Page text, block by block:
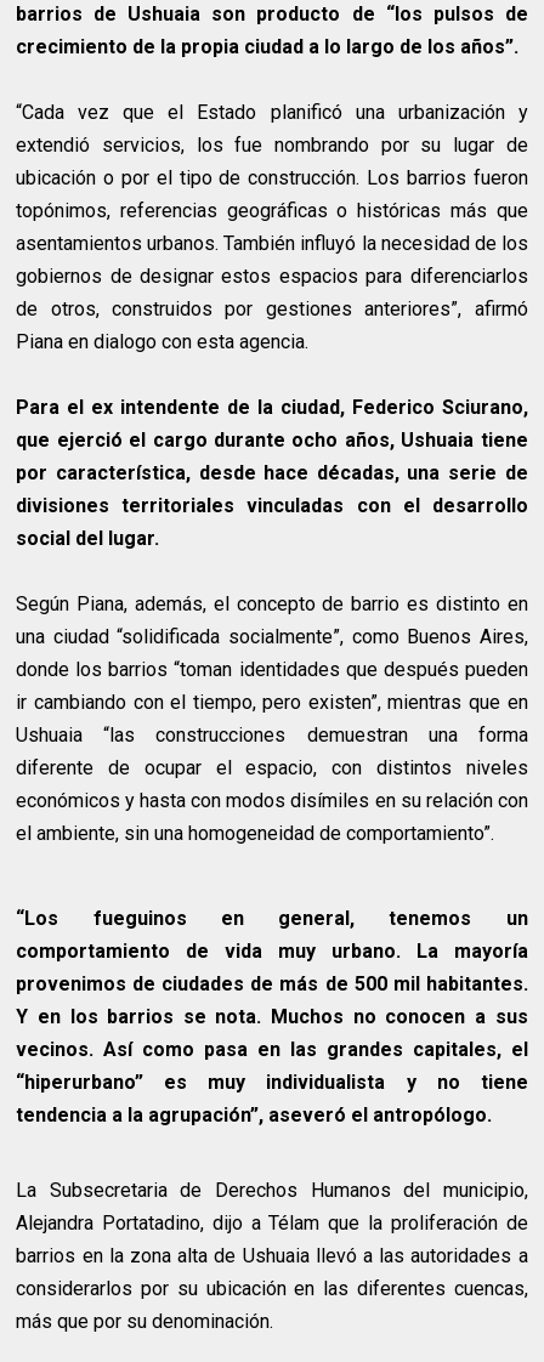
barrios de Ushuaia son producto de “los pulsos de
crecimiento de la propia ciudad a lo largo de los años”.
“Cada vez que el Estado planificó una urbanización y
extendió servicios, los fue nombrando por su lugar de
ubicación o por el tipo de construcción. Los barrios fueron
topónimos, referencias geográficas o históricas más que
asentamientos urbanos. También influyó la necesidad de los
gobiernos de designar estos espacios para diferenciarlos
de otros, construidos por gestiones anteriores”, afirmó
Piana en dialogo con esta agencia.
Para el ex intendente de la ciudad, Federico Sciurano,
que ejerció el cargo durante ocho años, Ushuaia tiene
por característica, desde hace décadas, una serie de
divisiones territoriales vinculadas con el desarrollo
social del lugar.
Según Piana, además, el concepto de barrio es distinto en
una ciudad “solidificada socialmente”, como Buenos Aires,
donde los barrios “toman identidades que después pueden
ir cambiando con el tiempo, pero existen”, mientras que en
Ushuaia “las construcciones demuestran una forma
diferente de ocupar el espacio, con distintos niveles
económicos y hasta con modos disímiles en su relación con
el ambiente, sin una homogeneidad de comportamiento”.
“Los fueguinos en general, tenemos un
comportamiento de vida muy urbano. La mayoría
provenimos de ciudades de más de 500 mil habitantes.
Y en los barrios se nota. Muchos no conocen a sus
vecinos. Así como pasa en las grandes capitales, el
“hiperurbano” es muy individualista y no tiene
tendencia a la agrupación”, aseveró el antropólogo.
La Subsecretaria de Derechos Humanos del municipio,
Alejandra Portatadino, dijo a Télam que la proliferación de
barrios en la zona alta de Ushuaia llevó a las autoridades a
considerarlos por su ubicación en las diferentes cuencas,
más que por su denominación.